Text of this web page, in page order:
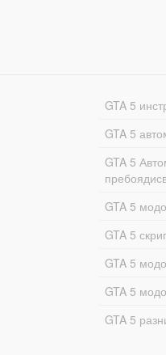
GTA 5
GTA 5
GTA 5
GTA 5
GTA 5
GTA 5
GTA 5
GTA 5